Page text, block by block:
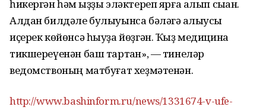
һикергән һәм ҡыҙҙы эләктереп ярға алып сыҡҡан.
Алдан билдәле булыуынса бәләгә ҡалыусы
иҫерек көйөнсә һыуҙа йөҙгән. Ҡыҙ медицина
тикшереүенән баш тартҡан», — тинеләр
ведомствоның матбуғат хеҙмәтенән.
http://www.bashinform.ru/news/1331674-v-ufe-